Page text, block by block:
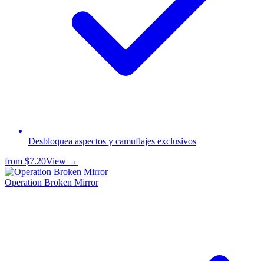
Desbloquea aspectos y camuflajes exclusivos
from $7.20View →
Operation Broken Mirror